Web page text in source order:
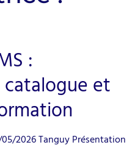
:
et
2026 Tanguy Présentation